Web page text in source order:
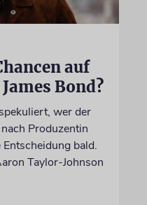
auf
Bond?
wer der
Produzentin
bald.
Taylor-Johnson